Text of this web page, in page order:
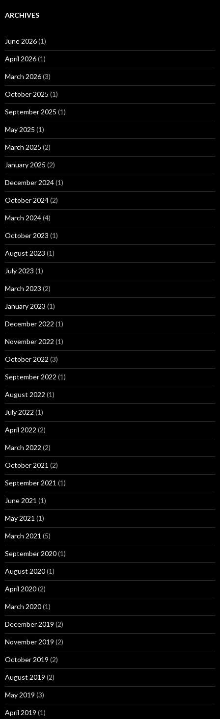
ARCHIVES
June 2026(1)
April 2026(1)
March 2026(3)
October 2025 (1)
September 2025 (1)
May 2025 (1)
March 2025 (2)
January 2025 (2)
December 2024(1)
October 2024(2)
March 2024(4)
October 2023 (1)
August 2023 (1)
July 2023 (1)
March 2023 (2)
January 2023 (1)
December 2022 (1)
November 2022 (1)
October 2022 (3)
September 2022 (1)
August 2022 (1)
July 2022 (1)
April 2022 (2)
March 2022 (2)
October 2021 (2)
September 2021 (1)
June 2021 (1)
May 2021 (1)
March 2021 (5)
September 2020(1)
August 2020(1)
April 2020(2)
March 2020(1)
December 2019 (2)
November 2019 (2)
October 2019 (2)
August 2019 (2)
May 2019 (3)
April 2019 (1)